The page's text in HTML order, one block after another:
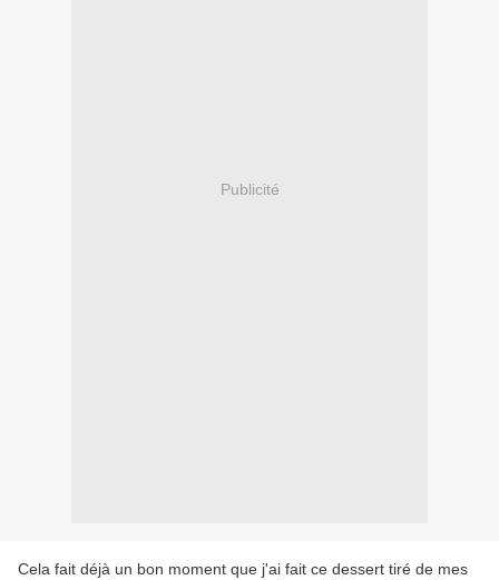
Publicité
Cela fait déjà un bon moment que j'ai fait ce dessert tiré de mes